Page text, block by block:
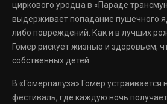
циркового уродца в «Параде
выдерживает попадание пушечного
либо повреждений. Как и в лучших
Гомер рискует жизнью и здоровьем,
собственных детей.
В «Гомерпалуза» Гомер устраивается
фестиваль, где каждую ночь